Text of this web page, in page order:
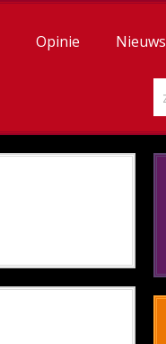
Opinie Nieuws